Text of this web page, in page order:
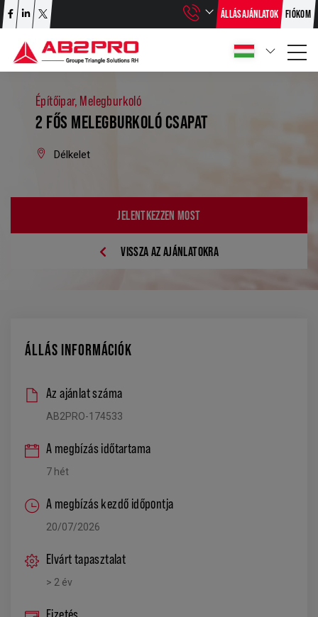
ÁLLÁSAJÁNLATOK FIÓKOM
Építőipar, Melegburkoló
2 FŐS MELEGBURKOLÓ CSAPAT
Délkelet
JELENTKEZZEN MOST
VISSZA AZ AJÁNLATOKRA
ÁLLÁS INFORMÁCIÓK
Az ajánlat száma
AB2PRO-174533
A megbízás időtartama
7 hét
A megbízás kezdő időpontja
20/07/2026
Elvárt tapasztalat
> 2 év